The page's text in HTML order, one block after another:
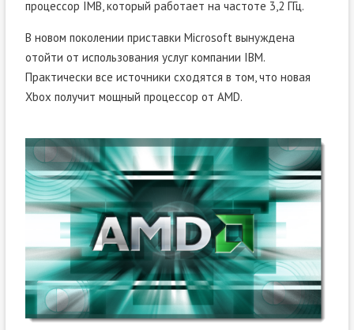
процессор IMB, который работает на частоте 3,2 ГГц.
В новом поколении приставки Microsoft вынуждена
отойти от использования услуг компании IBM.
Практически все источники сходятся в том, что новая
Xbox получит мощный процессор от AMD.